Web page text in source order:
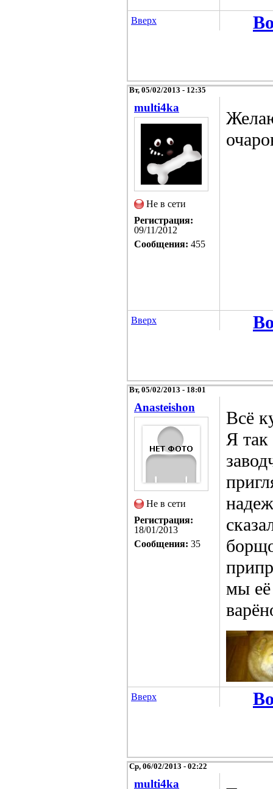
Вверх
Вт, 05/02/2013 - 12:35
multi4ka
Не в сети
Регистрация:
09/11/2012
Сообщения: 455
Вверх
Вт, 05/02/2013 - 18:01
Anasteishon
Не в сети
Регистрация:
18/01/2013
Сообщения: 35
Всё
Я так
мы её
Вверх
Ср, 06/02/2013 - 02:22
multi4ka